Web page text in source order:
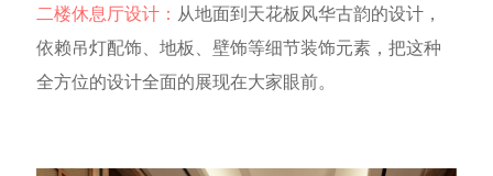
二楼休息厅设计： 从地面到天花板风华古韵的设计，
依赖吊灯配饰、地板、壁饰等细节装饰元素，把这种
全方位的设计全面的展现在大家眼前。